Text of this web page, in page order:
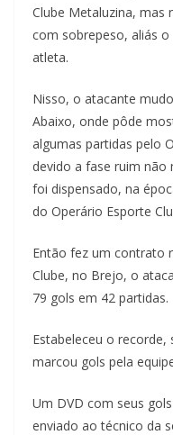
Clube Metaluzina, mas
com sobrepeso, aliás
atleta.
Nisso, o atacante
Abaixo, onde pôde
algumas partidas pelo
devido a fase ruim não
foi dispensado, na
do Operário Esporte
Então fez um contrato
Clube, no Brejo, o
79 gols em 42 partidas.
Estabeleceu o
marcou gols pela
Um DVD com seus
enviado ao técnico da